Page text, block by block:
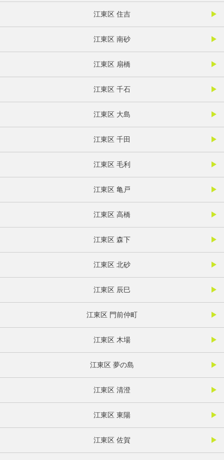
江東区 住吉
江東区 南砂
江東区 扇橋
江東区 千石
江東区 大島
江東区 千田
江東区 毛利
江東区 亀戸
江東区 高橋
江東区 森下
江東区 北砂
江東区 辰巳
江東区 門前仲町
江東区 木場
江東区 夢の島
江東区 清澄
江東区 東陽
江東区 佐賀